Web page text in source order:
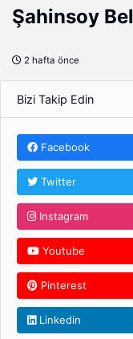
Şahinsoy
Sorularını
2 hafta önce
Bizi Takip Edin
Facebook
Twitter
Instagram
Youtube
Pinterest
Linkedin